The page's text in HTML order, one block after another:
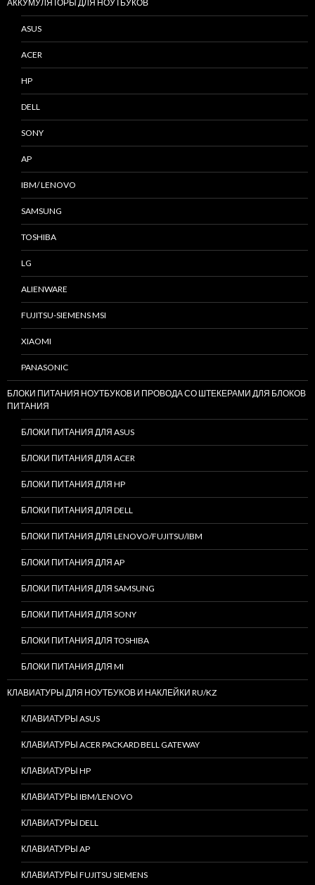
АККУМУЛЯТОРЫ ДЛЯ НОУТБУКОВ
ASUS
ACER
HP
DELL
SONY
AP
IBM/ LENOVO
SAMSUNG
TOSHIBA
LG
ALIENWARE
FUJITSU-SIEMENS MSI
XIAOMI
PANASONIC
БЛОКИ ПИТАНИЯ НОУТБУКОВ И ПРОВОДА СО ШТЕКЕРАМИ ДЛЯ БЛОКОВ
ПИТАНИЯ
БЛОКИ ПИТАНИЯ ДЛЯ ASUS
БЛОКИ ПИТАНИЯ ДЛЯ ACER
БЛОКИ ПИТАНИЯ ДЛЯ HP
БЛОКИ ПИТАНИЯ ДЛЯ DELL
БЛОКИ ПИТАНИЯ ДЛЯ LENOVO/FUJITSU/IBM
БЛОКИ ПИТАНИЯ ДЛЯ AP
БЛОКИ ПИТАНИЯ ДЛЯ SAMSUNG
БЛОКИ ПИТАНИЯ ДЛЯ SONY
БЛОКИ ПИТАНИЯ ДЛЯ TOSHIBA
БЛОКИ ПИТАНИЯ ДЛЯ MI
КЛАВИАТУРЫ ДЛЯ НОУТБУКОВ И НАКЛЕЙКИ RU/KZ
КЛАВИАТУРЫ ASUS
КЛАВИАТУРЫ ACER PACKARD BELL GATEWAY
КЛАВИАТУРЫ HP
КЛАВИАТУРЫ IBM/LENOVO
КЛАВИАТУРЫ DELL
КЛАВИАТУРЫ AP
КЛАВИАТУРЫ FUJITSU SIEMENS